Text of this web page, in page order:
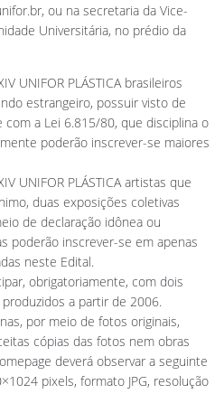
ou na secretaria da Vice-
Universitária, no prédio da
UNIFOR PLÁSTICA brasileiros
estrangeiro, possuir visto de
a Lei 6.815/80, que disciplina o
poderão inscrever-se maiores
UNIFOR PLÁSTICA artistas que
duas exposições coletivas
de declaração idônea ou
poderão inscrever-se em apenas
neste Edital.
obrigatoriamente, com dois
a partir de 2006.
por meio de fotos originais,
cópias das fotos nem obras
deverá observar a seguinte
pixels, formato JPG, resolução